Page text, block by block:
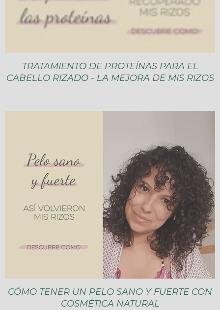
TRATAMIENTO DE PROTEÍNAS PARA EL
CABELLO RIZADO - LA MEJORA DE MIS RIZOS
CÓMO TENER UN PELO SANO Y FUERTE CON
COSMÉTICA NATURAL